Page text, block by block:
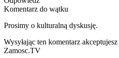
Komentarz do wątku
Prosimy o kulturalną dyskusję.
Wysyłając ten komentarz akceptujesz
Zamosc.TV